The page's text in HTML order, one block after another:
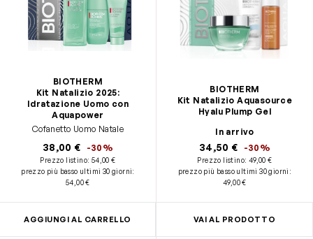
BIOTHERM
Kit Natalizio 2025:
Idratazione Uomo con
Aquapower
Cofanetto Uomo Natale
38,00 € -30%
Prezzo listino: 54,00 €
prezzo più basso ultimi 30 giorni:
54,00 €
AGGIUNGI AL CARRELLO
BIOTHERM
Kit Natalizio Aquasource
Hyalu Plump Gel
In arrivo
34,50 € -30%
Prezzo listino: 49,00 €
prezzo più basso ultimi 30 giorni :
49,00 €
VAI AL PRODOTTO